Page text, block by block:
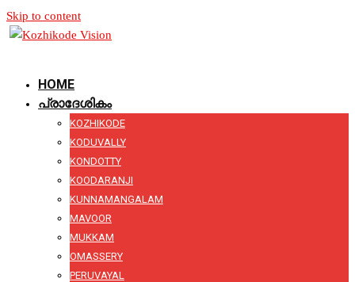
Skip to content
HOME
പ്രാദേശികം
KOZHIKODE
KODUVALLY
KONDOTTY
KOODARANJI
KUNNAMANGALAM
MAVOOR
MUKKAM
OMASSERY
PERUVAYAL